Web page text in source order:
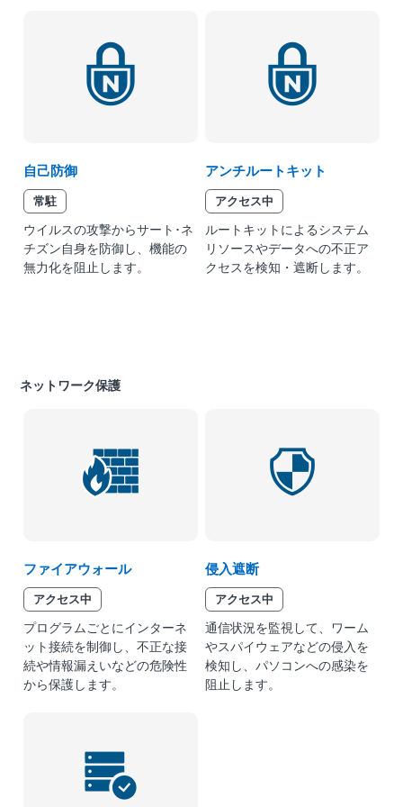
自己防御
常駐
ウイルスの攻撃からサート･ネ
チズン自身を防御し、機能の
無力化を阻止します。
アンチルートキット
アクセス中
ルートキットによるシステム
リソースやデータへの不正ア
クセスを検知・遮断します。
ネットワーク保護
ファイアウォール
アクセス中
プログラムごとにインターネ
ット接続を制御し、不正な接
続や情報漏えいなどの危険性
から保護します。
侵入遮断
アクセス中
通信状況を監視して、ワーム
やスパイウェアなどの侵入を
検知し、パソコンへの感染を
阻止します。